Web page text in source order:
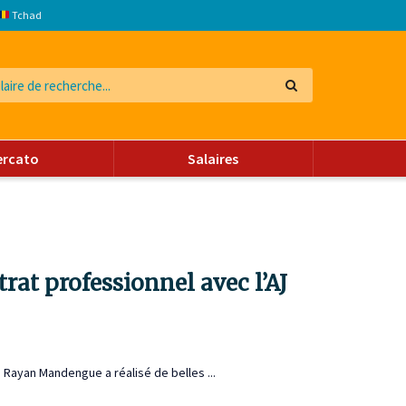
Tchad
Salaires
professionnel avec l’AJ
Mandengue a réalisé de belles ...